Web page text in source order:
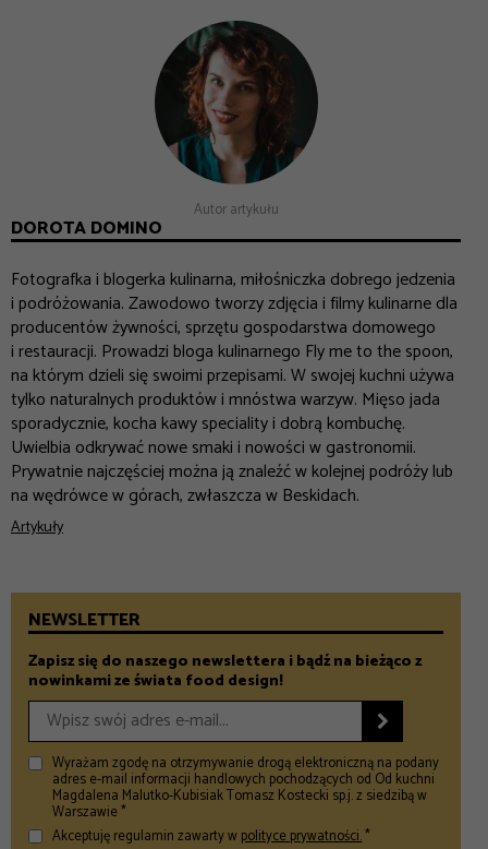
Autor artykułu
DOROTA DOMINO
Fotografka i blogerka kulinarna, miłośniczka dobrego jedzenia
i podróżowania. Zawodowo tworzy zdjęcia i filmy kulinarne dla
producentów żywności, sprzętu gospodarstwa domowego
i restauracji. Prowadzi bloga kulinarnego Fly me to the spoon,
na którym dzieli się swoimi przepisami. W swojej kuchni używa
tylko naturalnych produktów i mnóstwa warzyw. Mięso jada
sporadycznie, kocha kawy speciality i dobrą kombuchę.
Uwielbia odkrywać nowe smaki i nowości w gastronomii.
Prywatnie najczęściej można ją znaleźć w kolejnej podróży lub
na wędrówce w górach, zwłaszcza w Beskidach.
Artykuły
NEWSLETTER
Zapisz się do naszego newslettera i bądź na bieżąco z
nowinkami ze świata food design!

Wyrażam zgodę na otrzymywanie drogą elektroniczną na podany
adres e-mail informacji handlowych pochodzących od Od kuchni
Magdalena Malutko-Kubisiak Tomasz Kostecki sp.j. z siedzibą w
Warszawie *
Akceptuję regulamin zawarty wpolityce prywatności.*